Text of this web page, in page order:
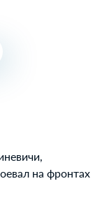
на фронтах